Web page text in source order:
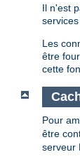
Il n'est
Les
être
cette
Pour
être
serveur